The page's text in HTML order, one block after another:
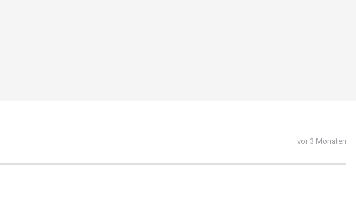
vor 3 Monaten